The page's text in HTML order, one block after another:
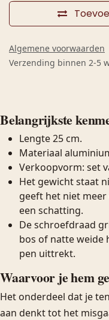
Algemene voorwaarden
Verzending binnen 2-5
Belangrijkste
Lengte 25 cm.
Materiaal
Verkoopvorm: set
Het gewicht staat
geeft het niet
een schatting.
De schroefdraad
bos of natte weide
pen uittrekt.
Waarvoor je hem
Het onderdeel dat je
aan denkt tot het